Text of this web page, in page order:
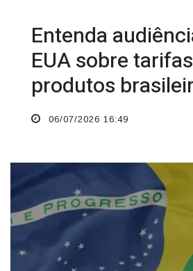
Entenda
EUA sobre
produtos
06/07/2026 16:49